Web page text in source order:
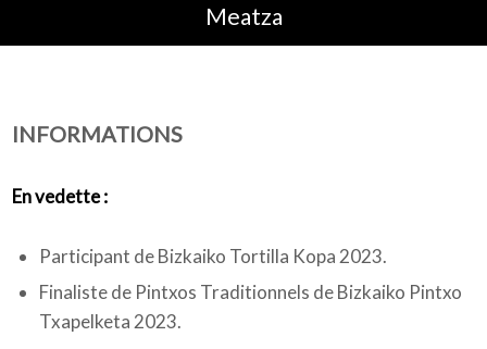
Plans
Meatza
INFORMATIONS
En vedette :
Participant de Bizkaiko Tortilla Kopa 2023.
Finaliste de Pintxos Traditionnels de Bizkaiko Pintxo
Txapelketa 2023.